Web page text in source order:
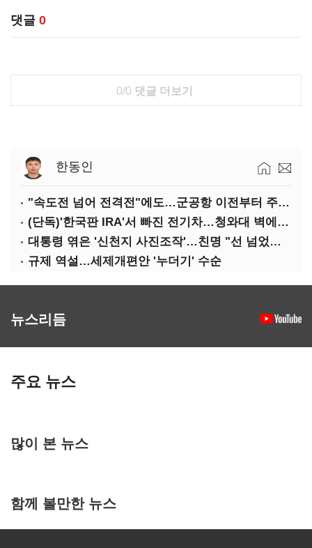
댓글 0
0/0 댓글 더보기
한동인
"속도전 넘어 전격전"에도…군공항 이전부터 주 52시간까지 '뇌관'
(단독)'한국판 IRA'서 빠진 전기차…청와대 벽에 막혔다
대통령 엮은 '신천지 사진조작'…친명 "선 넘었다" 격앙
규제 역설…세제개편안 '누더기' 수순
뉴스리듬
주요 뉴스
많이 본 뉴스
함께 볼만한 뉴스